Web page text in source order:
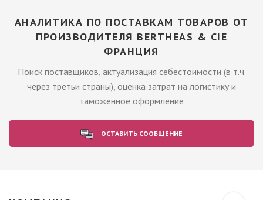
АНАЛИТИКА ПО ПОСТАВКАМ ТОВАРОВ ОТ
ПРОИЗВОДИТЕЛЯ BERTHEAS & CIE
ФРАНЦИЯ
Поиск поставщиков, актуализация себестоимости (в т.ч.
через третьи страны), оценка затрат на логистику и
таможенное оформление
ОСТАВИТЬ СООБЩЕНИЕ